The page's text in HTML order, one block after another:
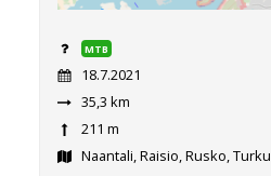
MTB
18.7.2021
35,3 km
211 m
Naantali, Raisio, Rusko, Turku